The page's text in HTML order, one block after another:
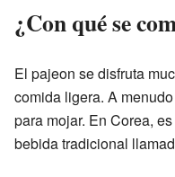
¿Con qué se
El pajeon se disfruta
comida ligera. A
para mojar. En Corea,
bebida tradicional